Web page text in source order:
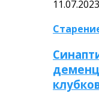
11.07.2023